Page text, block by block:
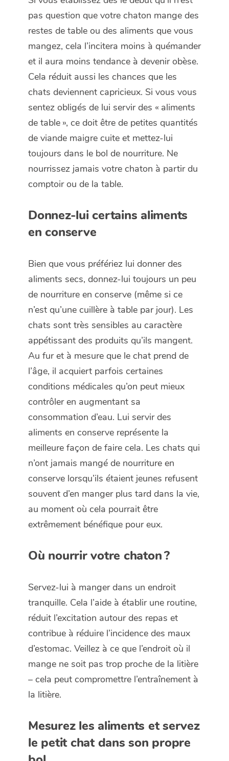
pas question que votre chaton mange des
restes de table ou des aliments que vous
mangez, cela l’incitera moins à quémander
et il aura moins tendance à devenir obèse.
Cela réduit aussi les chances que les
chats deviennent capricieux. Si vous vous
sentez obligés de lui servir des « aliments
de table », ce doit être de petites quantités
de viande maigre cuite et mettez-lui
toujours dans le bol de nourriture. Ne
nourrissez jamais votre chaton à partir du
comptoir ou de la table.
Donnez-lui certains aliments
en conserve
Bien que vous préfériez lui donner des
aliments secs, donnez-lui toujours un peu
de nourriture en conserve (même si ce
n’est qu’une cuillère à table par jour). Les
chats sont très sensibles au caractère
appétissant des produits qu’ils mangent.
Au fur et à mesure que le chat prend de
l’âge, il acquiert parfois certaines
conditions médicales qu’on peut mieux
contrôler en augmentant sa
consommation d’eau. Lui servir des
aliments en conserve représente la
meilleure façon de faire cela. Les chats qui
n’ont jamais mangé de nourriture en
conserve lorsqu’ils étaient jeunes refusent
souvent d’en manger plus tard dans la vie,
au moment où cela pourrait être
extrêmement bénéfique pour eux.
Où nourrir votre chaton ?
Servez-lui à manger dans un endroit
tranquille. Cela l’aide à établir une routine,
réduit l’excitation autour des repas et
contribue à réduire l’incidence des maux
d’estomac. Veillez à ce que l’endroit où il
mange ne soit pas trop proche de la litière
– cela peut compromettre l’entraînement à
la litière.
Mesurez les aliments et servez
le petit chat dans son propre